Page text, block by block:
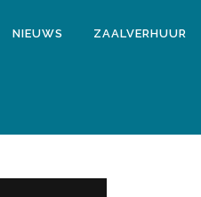
NIEUWS ZAALVERHUUR
19:00 UUR